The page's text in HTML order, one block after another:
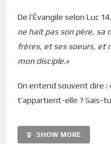
De l’Évangile selon Luc
ne hait pas son père, sa
frères, et ses soeurs, et
mon disciple.»
On entend souvent dire :
t’appartient-elle ? Sais-
la vie, tes poumons
SHOW MORE